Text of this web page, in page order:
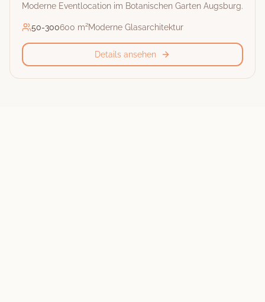
Moderne Eventlocation im Botanischen Garten Augsburg.
50-300600 m²Moderne Glasarchitektur
Details ansehen